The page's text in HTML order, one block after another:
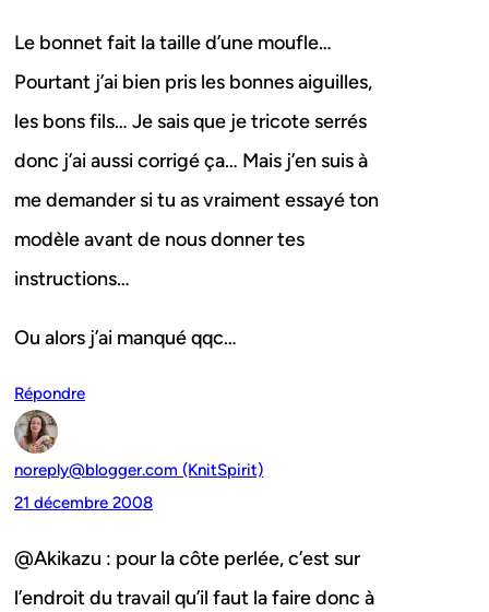
Le bonnet fait la taille d’une moufle…
Pourtant j’ai bien pris les bonnes aiguilles,
les bons fils… Je sais que je tricote serrés
donc j’ai aussi corrigé ça… Mais j’en suis à
me demander si tu as vraiment essayé ton
modèle avant de nous donner tes
instructions…
Ou alors j’ai manqué qqc…
Répondre
noreply@blogger.com (KnitSpirit)
21 décembre 2008
@Akikazu : pour la côte perlée, c’est sur
l’endroit du travail qu’il faut la faire donc à